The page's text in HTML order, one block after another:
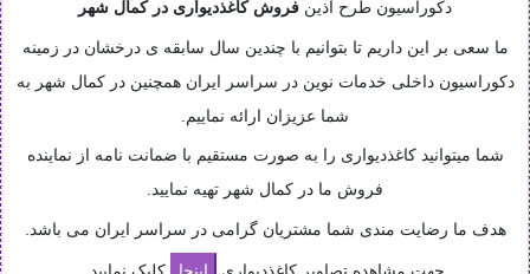
دکوراسیون طرح آذین فروش کاغذدیواری در کمال شهر
ما سعی بر این داریم تا بتوانیم با چندین سال سابقه ی درخشان در زمینه
دکوراسیون داخلی خدمات نوین در سراسر ایران همچنین در کمال شهر به
شما عزیزان ارائه نماییم.
شما میتوانید کاغذدیواری را به صورت مستقیم با ضمانت نامه از نماینده
فروش ما در کمال شهر تهیه نمایید.
هدف ما رضایت مندی شما مشتریان گرامی در سراسر ایران می باشد.